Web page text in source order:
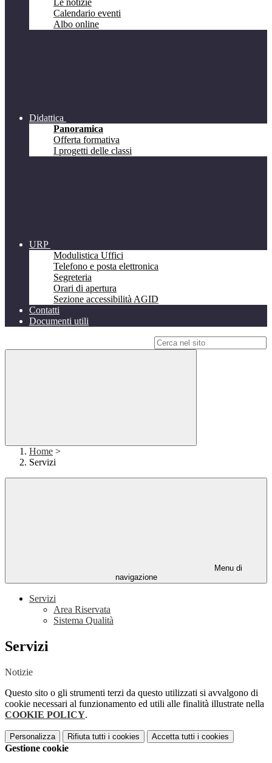
Le notizie
Calendario eventi
Albo online
Didattica
Panoramica
Offerta formativa
I progetti delle classi
URP
Modulistica Uffici
Telefono e posta elettronica
Segreteria
Orari di apertura
Sezione accessibilità AGID
Contatti
Documenti utili
Home >
Servizi
Menu di
navigazione
Servizi
Area Riservata
Sistema Qualità
Servizi
Notizie
Questo sito o gli strumenti terzi da questo utilizzati si avvalgono di
cookie necessari al funzionamento ed utili alle finalità illustrate nella
COOKIE POLICY.
Personalizza Rifiuta tutti i cookies Accetta tutti i cookies
Gestione cookie